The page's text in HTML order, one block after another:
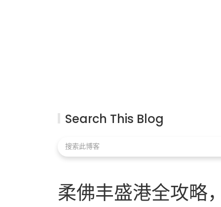
Search This Blog
柔佛丰盛港全攻略